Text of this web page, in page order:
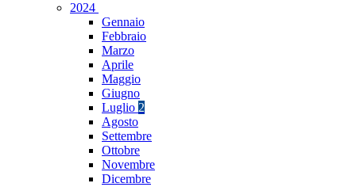
2024
Gennaio
Febbraio
Marzo
Aprile
Maggio
Giugno
Luglio 2
Agosto
Settembre
Ottobre
Novembre
Dicembre